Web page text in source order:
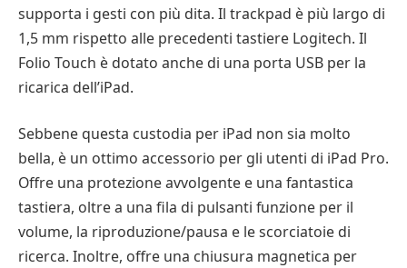
supporta i gesti con più dita. Il trackpad è più largo di
1,5 mm rispetto alle precedenti tastiere Logitech. Il
Folio Touch è dotato anche di una porta USB per la
ricarica dell’iPad.
Sebbene questa custodia per iPad non sia molto
bella, è un ottimo accessorio per gli utenti di iPad Pro.
Offre una protezione avvolgente e una fantastica
tastiera, oltre a una fila di pulsanti funzione per il
volume, la riproduzione/pausa e le scorciatoie di
ricerca. Inoltre, offre una chiusura magnetica per